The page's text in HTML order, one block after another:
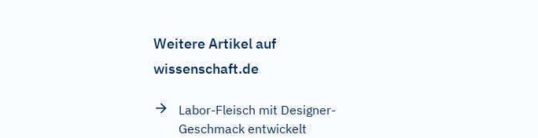
Weitere Artikel auf
wissenschaft.de
Labor-Fleisch mit Designer-
Geschmack entwickelt